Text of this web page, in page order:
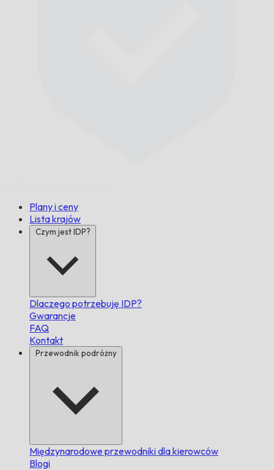
Plany i ceny
Lista krajów
Czym jest IDP?
Dlaczego potrzebuję IDP?
Gwarancje
FAQ
Kontakt
Przewodnik podróżny
Międzynarodowe przewodniki dla kierowców
Blogi